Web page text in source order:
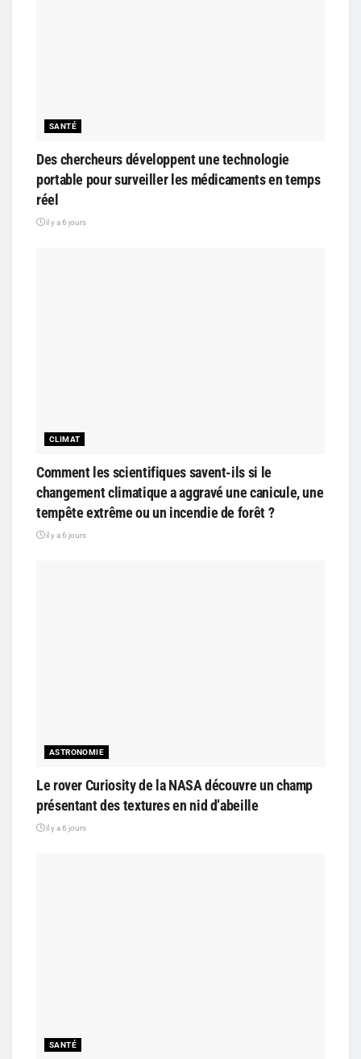
SANTÉ
Des chercheurs développent une technologie
portable pour surveiller les médicaments en temps
réel
il y a 6 jours
CLIMAT
Comment les scientifiques savent-ils si le
changement climatique a aggravé une canicule, une
tempête extrême ou un incendie de forêt ?
il y a 6 jours
ASTRONOMIE
Le rover Curiosity de la NASA découvre un champ
présentant des textures en nid d’abeille
il y a 6 jours
SANTÉ